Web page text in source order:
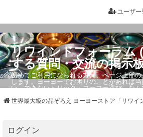
ユーザー
リワインドフォーラム
する質問・交流の掲示
初めてご利用になられる方は、ページ上部
します。ヨーヨーでお困りのことがあれば
い。できないトリック・ヨーヨー選び、な
世界最大級の品ぞろえ ヨーヨーストア「リワイ
ログイン